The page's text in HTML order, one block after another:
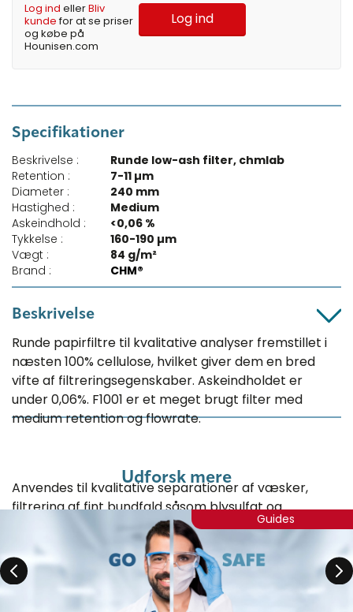
Log ind ellerBliv
kundefor at se priser
og købe på
Hounisen.com
Log ind
Specifikationer
Beskrivelse :
Runde low-ash filter, chmlab
Retention :
7-11 µm
Diameter :
240 mm
Hastighed :
Medium
Askeindhold :
<0,06 %
Tykkelse :
160-190 µm
Vægt :
84 g/m²
Brand :
CHM®
Beskrivelse
Runde papirfiltre til kvalitative analyser fremstillet i
næsten 100% cellulose, hvilket giver dem en bred
vifte af filtreringsegenskaber. Askeindholdet er
under 0,06%. F1001 er et meget brugt filter med
medium retention og flowrate.
Anvendes til kvalitative separationer af væsker,
filtrering af fint bundfald såsom blysulfat og
Kaliumkarbonat og til mange andre applikationer i
laboratoriet. F1001 filteret er vidt anvendt i
fødevareindustrien og derudover anvendes det til
jordanalyser og frøprøvning i landbruget samt ved
overvågning af luftforurening og gasdetektion.
Udforsk mere
Guides